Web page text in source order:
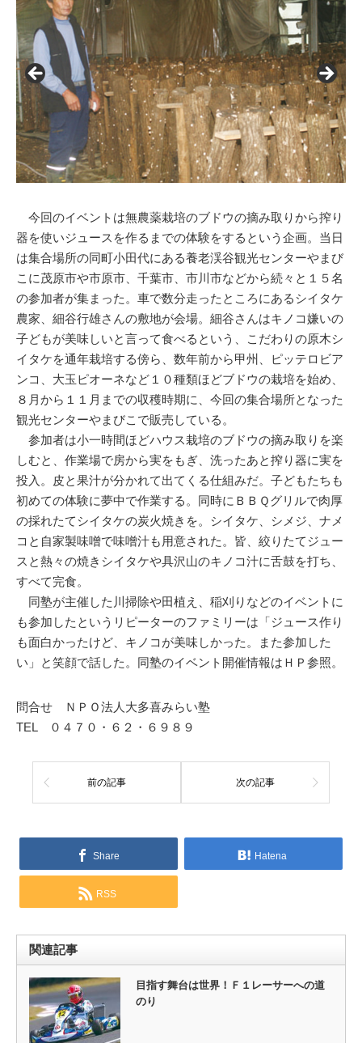
今回のイベントは無農薬栽培のブドウの摘み取りから搾り
器を使いジュースを作るまでの体験をするという企画。当日
は集合場所の同町小田代にある養老渓谷観光センターやまび
こに茂原市や市原市、千葉市、市川市などから続々と１５名
の参加者が集まった。車で数分走ったところにあるシイタケ
農家、細谷行雄さんの敷地が会場。細谷さんはキノコ嫌いの
子どもが美味しいと言って食べるという、こだわりの原木シ
イタケを通年栽培する傍ら、数年前から甲州、ピッテロビア
ンコ、大玉ピオーネなど１０種類ほどブドウの栽培を始め、
８月から１１月までの収穫時期に、今回の集合場所となった
観光センターやまびこで販売している。
参加者は小一時間ほどハウス栽培のブドウの摘み取りを楽
しむと、作業場で房から実をもぎ、洗ったあと搾り器に実を
投入。皮と果汁が分かれて出てくる仕組みだ。子どもたちも
初めての体験に夢中で作業する。同時にＢＢＱグリルで肉厚
の採れたてシイタケの炭火焼きを。シイタケ、シメジ、ナメ
コと自家製味噌で味噌汁も用意された。皆、絞りたてジュー
スと熱々の焼きシイタケや具沢山のキノコ汁に舌鼓を打ち、
すべて完食。
同塾が主催した川掃除や田植え、稲刈りなどのイベントに
も参加したというリピーターのファミリーは「ジュース作り
も面白かったけど、キノコが美味しかった。また参加した
い」と笑顔で話した。同塾のイベント開催情報はＨＰ参照。
問合せ ＮＰＯ法人大多喜みらい塾
TEL ０４７０・６２・６９８９
前の記事 次の記事
Share Hatena
RSS
関連記事
目指す舞台は世界！Ｆ１レーサーへの道
のり